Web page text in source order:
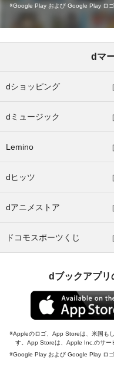
Google Play および Google Play ロ
dマ
dショッピング
dミュージック
Lemino
dヒッツ
dアニメストア
ドコモスポーツくじ
dブックアプリ
Appleのロゴ、App Storeは、米国も
す。App Storeは、Apple Inc.のサー
Google Play および Google Play ロ